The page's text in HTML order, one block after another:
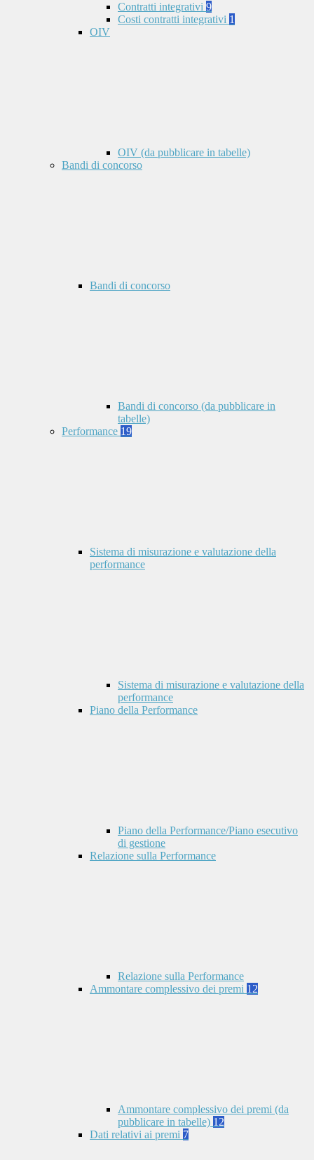
Contratti integrativi 9
Costi contratti integrativi 1
OIV
OIV (da pubblicare in tabelle)
Bandi di concorso
Bandi di concorso
Bandi di concorso (da pubblicare in
tabelle)
Performance 19
Sistema di misurazione e valutazione della
performance
Sistema di misurazione e valutazione della
performance
Piano della Performance
Piano della Performance/Piano esecutivo
di gestione
Relazione sulla Performance
Relazione sulla Performance
Ammontare complessivo dei premi 12
Ammontare complessivo dei premi (da
pubblicare in tabelle) 12
Dati relativi ai premi 7